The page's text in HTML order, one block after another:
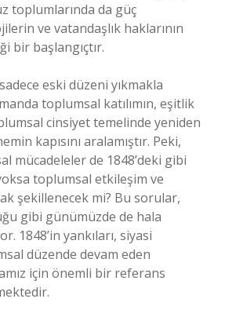
toplumlarında da güç
ve vatandaşlık haklarının
bir başlangıçtır.
eski düzeni yıkmakla
toplumsal katılımın, eşitlik
cinsiyet temelinde yeniden
kapısını aralamıştır. Peki,
mücadeleler de 1848’deki gibi
toplumsal etkileşim ve
şekillenecek mi? Bu sorular,
gibi günümüzde de hala
1848’in yankıları, siyasi
düzende devam eden
için önemli bir referans